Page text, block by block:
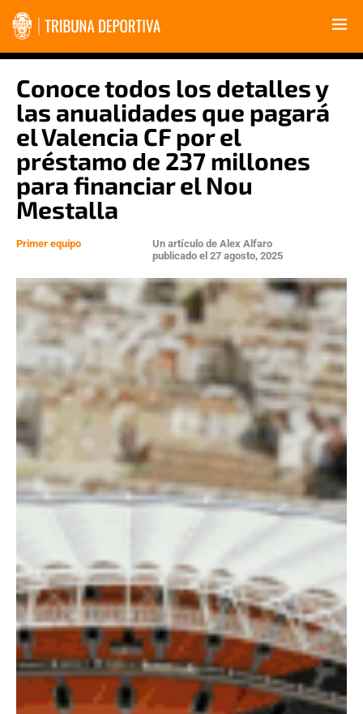
Conoce todos los detalles y
las anualidades que pagará
el Valencia CF por el
préstamo de 237 millones
para financiar el Nou
Mestalla
Primer equipo Un artículo de Alex Alfaro
publicado el 27 agosto, 2025